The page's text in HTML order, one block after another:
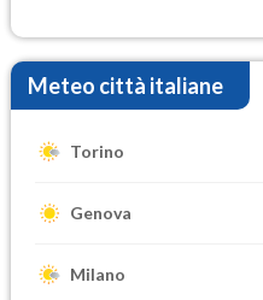
Meteo città italiane
Torino
Genova
Milano